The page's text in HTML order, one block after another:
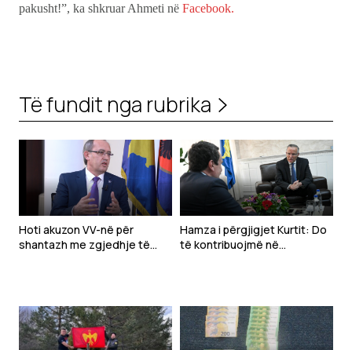
pakusht!”, ka shkruar Ahmeti në Facebook.
Të fundit nga rubrika
Hoti akuzon VV-në për
shantazh me zgjedhje të
Hamza i përgjigjet Kurtit: Do
të kontribuojmë në